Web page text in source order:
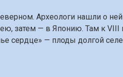
Археологи нашли о
затем — в Японию. Там к VIII
сердце» — плоды долгой